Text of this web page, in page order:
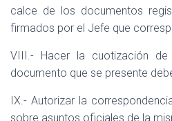
calce de los documentos
firmados por el Jefe que
VIII.- Hacer la cuotización
documento que se presente
IX.- Autorizar la
sobre asuntos oficiales de la